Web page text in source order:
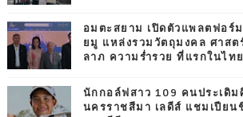
อมตะสยาม เปิดตัวแพลตฟอร์
ยมู แหล่งรวมวัตถุมงคล ศาสต
ลาภ ความร่ำรวย ที่แรกในไทย
นักกอล์ฟสาว 109 คนประเดิม
นครราชสีมา เลดีส์ แชมเปียน